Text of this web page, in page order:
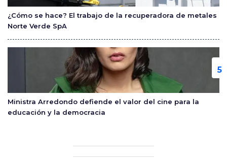
¿Cómo se hace? El trabajo de la recuperadora de metales
Norte Verde SpA
Ministra Arredondo defiende el valor del cine para la
educación y la democracia